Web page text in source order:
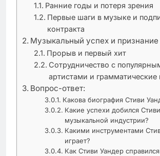
Ранние годы и потеря зрения
Первые шаги в музыке и
контракта
Музыкальный успех и признание
Прорыв и первый хит
Сотрудничество с
артистами и грамматические
Вопрос-ответ:
Какова биография Стиви
Какие успехи добился
музыкальной индустрии?
Какими инструментами
играет?
Как Стиви Уандер